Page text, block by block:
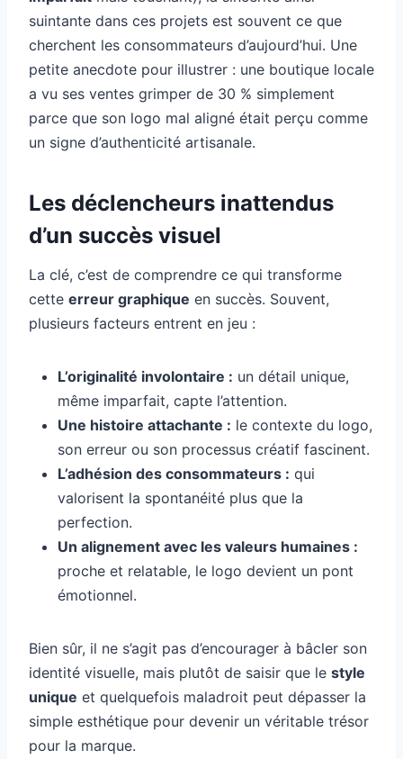
suintante dans ces projets est souvent ce que
cherchent les consommateurs d’aujourd’hui. Une
petite anecdote pour illustrer : une boutique locale
a vu ses ventes grimper de 30 % simplement
parce que son logo mal aligné était perçu comme
un signe d’authenticité artisanale.
Les déclencheurs inattendus
d’un succès visuel
La clé, c’est de comprendre ce qui transforme
cette erreur graphique en succès. Souvent,
plusieurs facteurs entrent en jeu :
L’originalité involontaire : un détail unique,
même imparfait, capte l’attention.
Une histoire attachante : le contexte du logo,
son erreur ou son processus créatif fascinent.
L’adhésion des consommateurs : qui
valorisent la spontanéité plus que la
perfection.
Un alignement avec les valeurs humaines :
proche et relatable, le logo devient un pont
émotionnel.
Bien sûr, il ne s’agit pas d’encourager à bâcler son
identité visuelle, mais plutôt de saisir que le style
unique et quelquefois maladroit peut dépasser la
simple esthétique pour devenir un véritable trésor
pour la marque.